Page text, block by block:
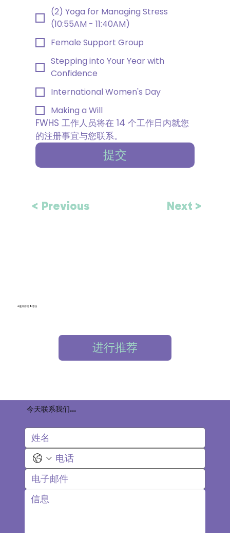
Next >
< Previous
(2) Yoga for Managing Stress
(10:55AM - 11:40AM)
Female Support Group
Stepping into Your Year with
Confidence
International Women's Day
Making a Will
FWHS 工作人员将在 14 个工作日内就您
的注册事宜与您联系。
提交
进行推荐
<返回群组&活动
今天联系我们...